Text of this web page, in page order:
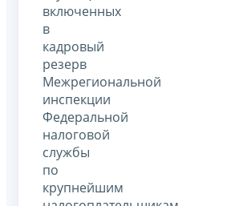
включенных
в
кадровый
резерв
Межрегиональной
инспекции
Федеральной
налоговой
службы
по
крупнейшим